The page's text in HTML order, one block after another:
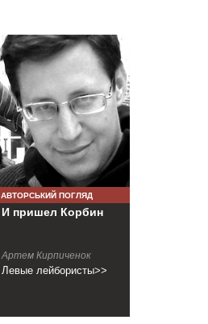
АВТОРСЬКИЙ ПОГЛЯД
И пришел Корбин
Артем Кирпиченок
Левые лейбористы>>